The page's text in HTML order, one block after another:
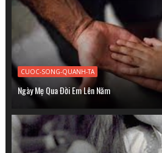
CUOC-SONG-QUANH-TA
Ngày Mẹ Qua Ðời Em Lên Năm